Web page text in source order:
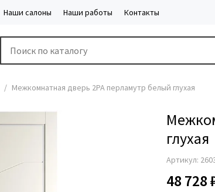
Наши салоны Наши работы Контакты
Межкомнатная дверь 2PA перламутр белый глухая
глухая
Артикул:
48 728